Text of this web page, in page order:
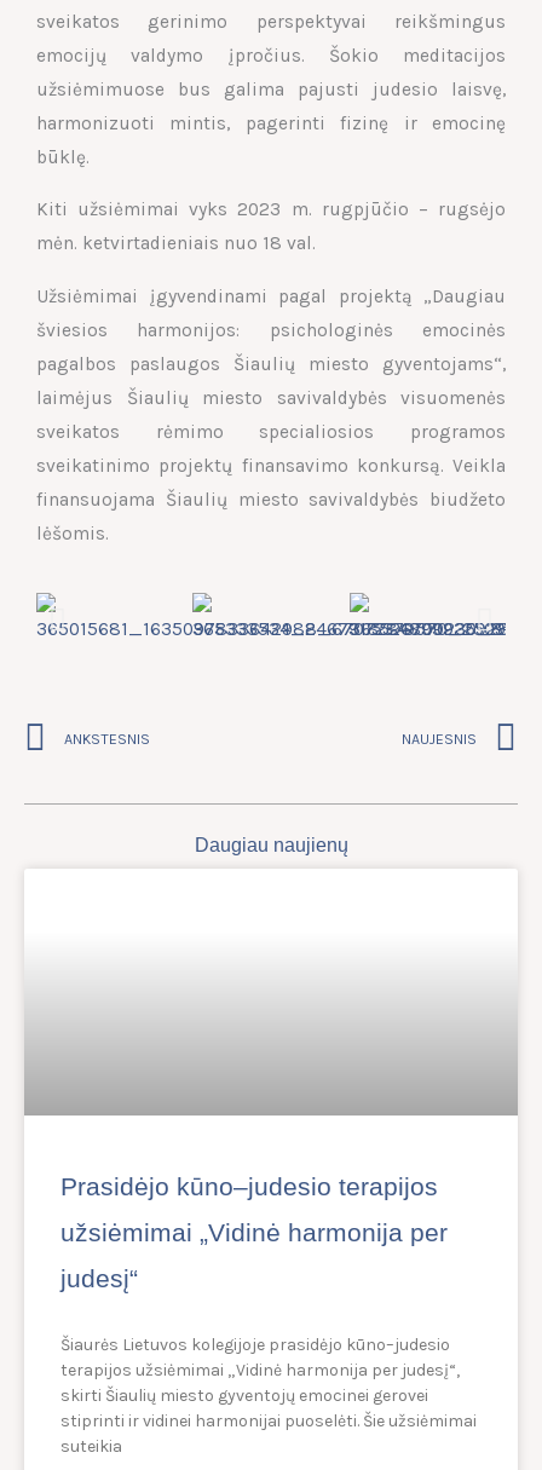
sveikatos gerinimo perspektyvai reikšmingus
emocijų valdymo įpročius. Šokio meditacijos
užsiėmimuose bus galima pajusti judesio laisvę,
harmonizuoti mintis, pagerinti fizinę ir emocinę
būklę.
Kiti užsiėmimai vyks 2023 m. rugpjūčio – rugsėjo
mėn. ketvirtadieniais nuo 18 val.
Užsiėmimai įgyvendinami pagal projektą „Daugiau
šviesios harmonijos: psichologinės emocinės
pagalbos paslaugos Šiaulių miesto gyventojams“,
laimėjus Šiaulių miesto savivaldybės visuomenės
sveikatos rėmimo specialiosios programos
sveikatinimo projektų finansavimo konkursą. Veikla
finansuojama Šiaulių miesto savivaldybės biudžeto
lėšomis.
Prev
ANKSTESNIS NAUJESNIS
Daugiau naujienų
Prasidėjo kūno–judesio terapijos
užsiėmimai „Vidinė harmonija per
judesį“
Šiaurės Lietuvos kolegijoje prasidėjo kūno–judesio
terapijos užsiėmimai „Vidinė harmonija per judesį“,
skirti Šiaulių miesto gyventojų emocinei gerovei
stiprinti ir vidinei harmonijai puoselėti. Šie užsiėmimai
suteikia